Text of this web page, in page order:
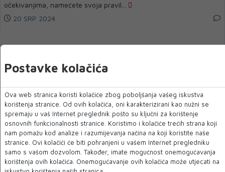
očekivanjima, namećete svoja pravil...
20 SRP 2024
LJUBAV
Devet savjeta za parove koji su tek stupili u vezu
Postavke kolačića
Ova web stranica koristi kolačiće zbog poboljšanja vašeg iskustva
korištenja stranice. Od ovih kolačića, oni karakterizirani kao nužni se
spremaju u vaš Internet preglednik pošto su ključni za korištenje
osnovnih funkcionalnosti stranice. Koristimo i kolačiće trećih strana koji
nam pomažu kod analize i razumijevanja načina na koji koristite naše
stranice. Ovi kolačići će biti pohranjeni u vašem Internet pregledniku
samo s vašom dozvolom. Također, imate mogućnost onemogućavanja
korištenja ovih kolačića. Onemogućavanje ovih kolačića može utjecati na